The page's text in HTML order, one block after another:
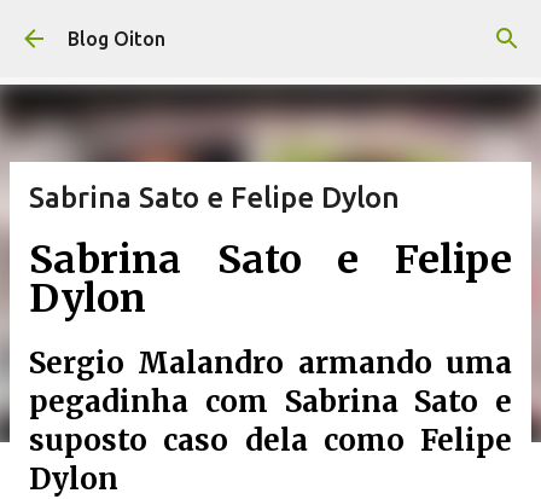
Pular para o conteúdo principal
Blog Oiton
Sabrina Sato e Felipe Dylon
Sabrina Sato e Felipe
Dylon
Sergio Malandro armando uma
pegadinha com Sabrina Sato e
suposto caso dela como Felipe
Dylon